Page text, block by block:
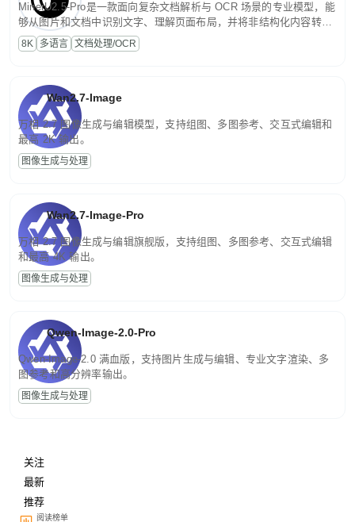
MinerU2.5-Pro是一款面向复杂文档解析与 OCR 场景的专业模型，能
够从图片和文档中识别文字、理解页面布局，并将非结构化内容转换
为便于存储、检索和二次处理的结构化结果。
8K 多语言 文档处理/OCR
Wan2.7-Image
万相 2.7 图像生成与编辑模型，支持组图、多图参考、交互式编辑和
最高 2K 输出。
图像生成与处理
Wan2.7-Image-Pro
万相 2.7 图像生成与编辑旗舰版，支持组图、多图参考、交互式编辑
和最高 4K 输出。
图像生成与处理
Qwen-Image-2.0-Pro
Qwen-Image-2.0 满血版，支持图片生成与编辑、专业文字渲染、多
图参考和高分辨率输出。
图像生成与处理
关注
最新
推荐
阅读榜单